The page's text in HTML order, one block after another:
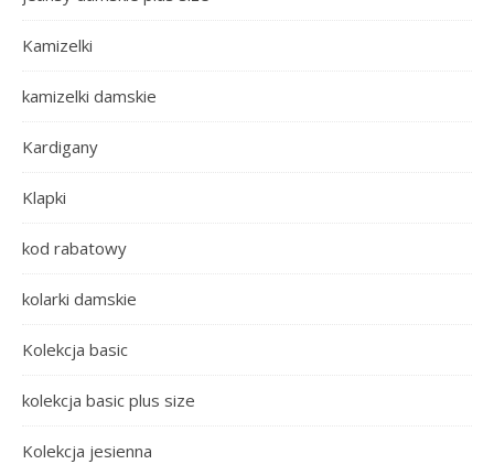
Kamizelki
kamizelki damskie
Kardigany
Klapki
kod rabatowy
kolarki damskie
Kolekcja basic
kolekcja basic plus size
Kolekcja jesienna